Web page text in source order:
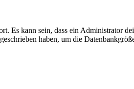
Es kann sein, dass ein Administrator
haben, um die